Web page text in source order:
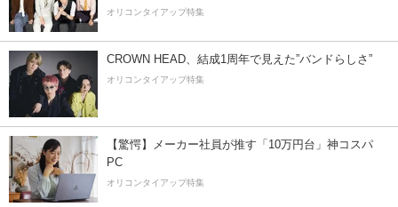
オリコンタイアップ特集
CROWN HEAD、結成1周年で見えた”バンドらしさ”
オリコンタイアップ特集
【驚愕】メーカー社員が推す「10万円台」神コスパ
PC
オリコンタイアップ特集